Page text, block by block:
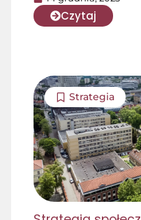
Czytaj
Strategia